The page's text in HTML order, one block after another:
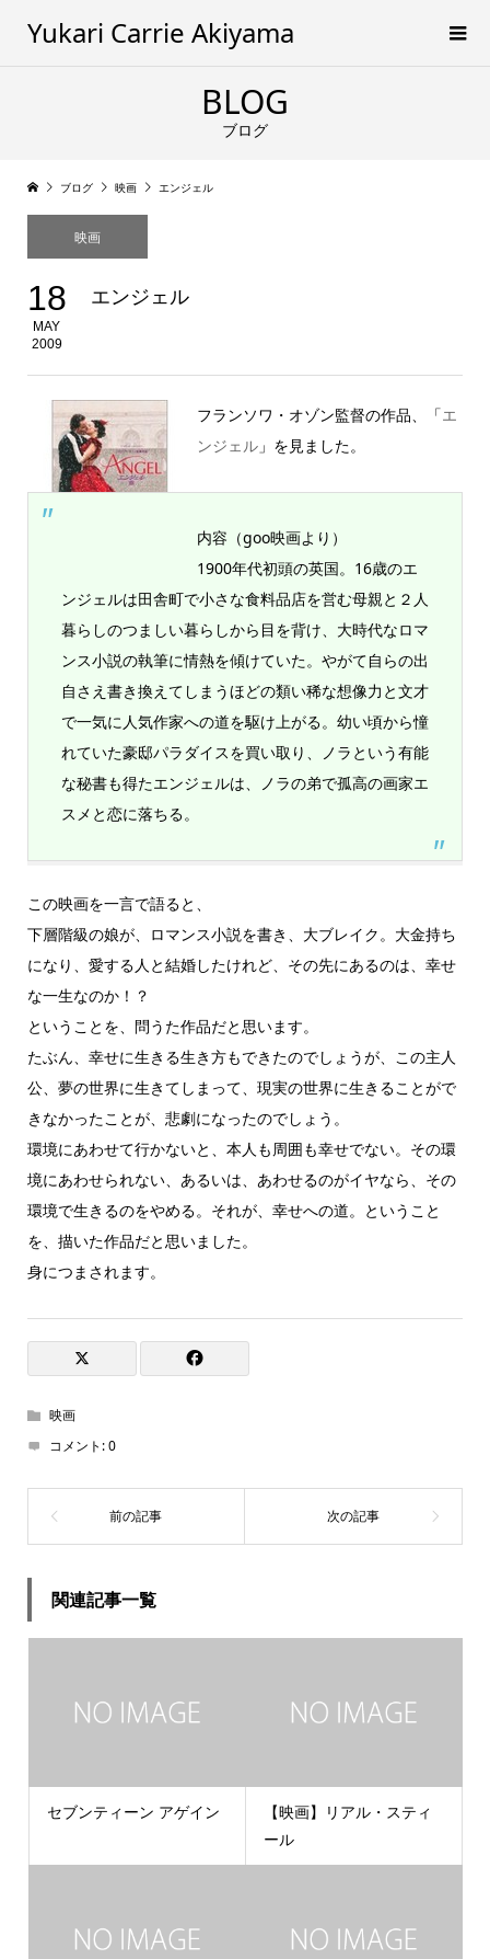
Yukari Carrie Akiyama
BLOG
ブログ
ブログ 映画 エンジェル
映画
18
MAY
2009
エンジェル
フランソワ・オゾン監督の作品、「エ
ンジェル」を見ました。
内容（goo映画より）
1900年代初頭の英国。16歳のエ
ンジェルは田舎町で小さな食料品店を営む母親と２人
暮らしのつましい暮らしから目を背け、大時代なロマ
ンス小説の執筆に情熱を傾けていた。やがて自らの出
自さえ書き換えてしまうほどの類い稀な想像力と文才
で一気に人気作家への道を駆け上がる。幼い頃から憧
れていた豪邸パラダイスを買い取り、ノラという有能
な秘書も得たエンジェルは、ノラの弟で孤高の画家エ
スメと恋に落ちる。
この映画を一言で語ると、
下層階級の娘が、ロマンス小説を書き、大ブレイク。大金持ち
になり、愛する人と結婚したけれど、その先にあるのは、幸せ
な一生なのか！？
ということを、問うた作品だと思います。
たぶん、幸せに生きる生き方もできたのでしょうが、この主人
公、夢の世界に生きてしまって、現実の世界に生きることがで
きなかったことが、悲劇になったのでしょう。
環境にあわせて行かないと、本人も周囲も幸せでない。その環
境にあわせられない、あるいは、あわせるのがイヤなら、その
環境で生きるのをやめる。それが、幸せへの道。ということ
を、描いた作品だと思いました。
身につまされます。
映画
コメント:0
関連記事一覧
セブンティーン アゲイン
【映画】リアル・スティ
ール